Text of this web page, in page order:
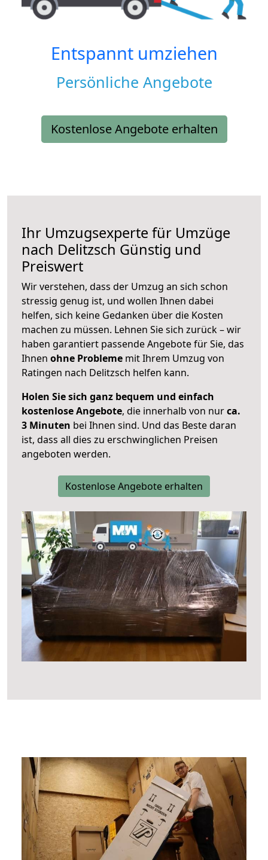
Entspannt umziehen
Persönliche Angebote
Kostenlose Angebote erhalten
Ihr Umzugsexperte für Umzüge
nach Delitzsch Günstig und
Preiswert
Wir verstehen, dass der Umzug an sich schon
stressig genug ist, und wollen Ihnen dabei
helfen, sich keine Gedanken über die Kosten
machen zu müssen. Lehnen Sie sich zurück – wir
haben garantiert passende Angebote für Sie, das
Ihnen ohne Probleme mit Ihrem Umzug von
Ratingen nach Delitzsch helfen kann.
Holen Sie sich ganz bequem und einfach
kostenlose Angebote, die innerhalb von nurca.
3 Minuten bei Ihnen sind. Und das Beste daran
ist, dass all dies zu erschwinglichen Preisen
angeboten werden.
Kostenlose Angebote erhalten